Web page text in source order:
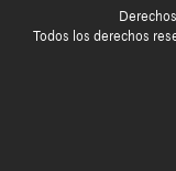
Todos los derechos